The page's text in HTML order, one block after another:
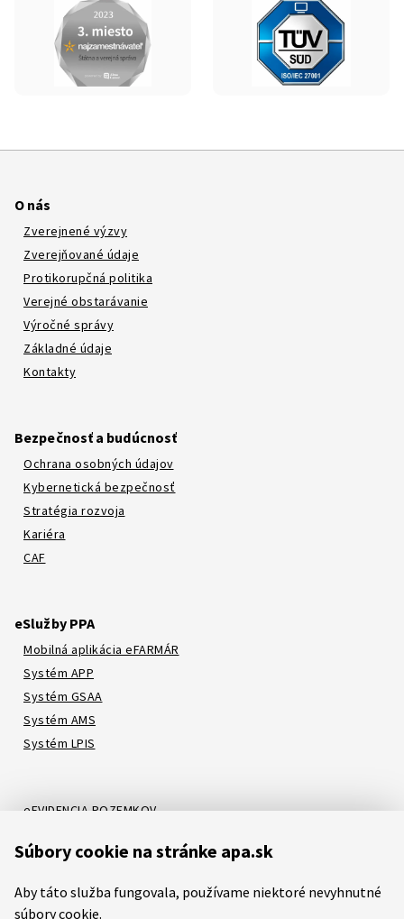
Súbory cookie na stránke apa.sk
Aby táto služba fungovala, používame niektoré nevyhnutné
súbory cookie.
O nás
Zverejnené výzvy
Zverejňované údaje
Protikorupčná politika
Verejné obstarávanie
Výročné správy
Základné údaje
Kontakty
Bezpečnosť a budúcnosť
Ochrana osobných údajov
Kybernetická bezpečnosť
Stratégia rozvoja
Kariéra
CAF
eSlužby PPA
Mobilná aplikácia eFARMÁR
Systém APP
Systém GSAA
Systém AMS
Systém LPIS
eEVIDENCIA POZEMKOV
Systém LORI
Systém ITMS